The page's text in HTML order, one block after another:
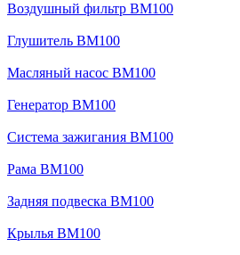
Воздушный фильтр BM100
Глушитель BM100
Масляный насос BM100
Генератор BM100
Система зажигания BM100
Рама BM100
Задняя подвеска BM100
Крылья BM100